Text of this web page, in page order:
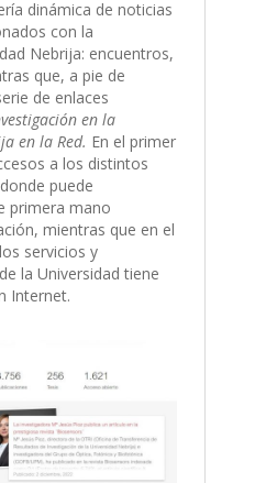
dinámica de noticias
con la
Nebrija: encuentros,
que, a pie de
de enlaces
en la
en la Red. En el primer
a los distintos
puede
primera mano
mientras que en el
servicios y
la Universidad tiene
Internet.